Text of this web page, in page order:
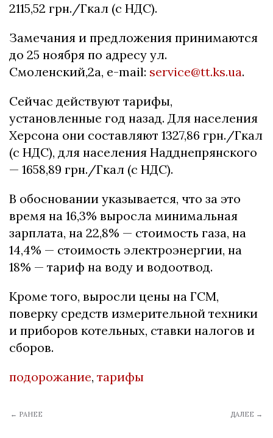
2115,52 грн./Гкал (с НДС).
Замечания и предложения принимаются
до 25 ноября по адресу ул.
Смоленский,2а, e-mail: service@tt.ks.ua.
Сейчас действуют тарифы,
установленные год назад. Для населения
Херсона они составляют 1327,86 грн./Гкал
(с НДС), для населения Надднепрянского
— 1658,89 грн./Гкал (с НДС).
В обосновании указывается, что за это
время на 16,3% выросла минимальная
зарплата, на 22,8% — стоимость газа, на
14,4% — стоимость электроэнергии, на
18% — тариф на воду и водоотвод.
Кроме того, выросли цены на ГСМ,
поверку средств измерительной техники
и приборов котельных, ставки налогов и
сборов.
подорожание, тарифы
← РАНЕЕ ДАЛЕЕ →